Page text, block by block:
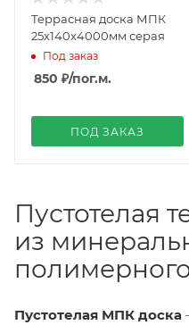
Террасная доска МПК
25х140х4000мм серая
Под заказ
850 ₽/пог.м.
ПОД ЗАКАЗ
Пустотелая
из
Пустотелая МПК доска